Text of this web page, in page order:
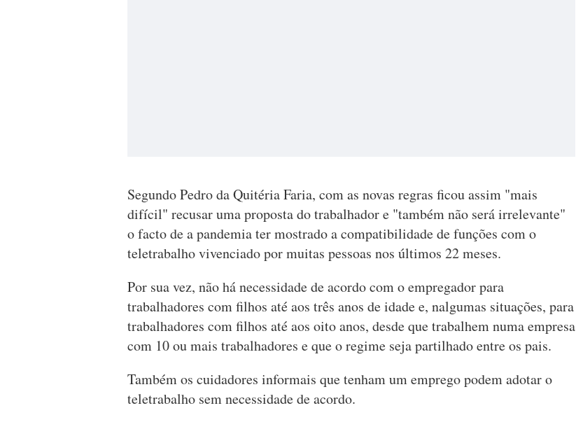
Segundo Pedro da Quitéria Faria, com as novas regras ficou assim "mais
difícil" recusar uma proposta do trabalhador e "também não será irrelevante"
o facto de a pandemia ter mostrado a compatibilidade de funções com o
teletrabalho vivenciado por muitas pessoas nos últimos 22 meses.
Por sua vez, não há necessidade de acordo com o empregador para
trabalhadores com filhos até aos três anos de idade e, nalgumas situações, para
trabalhadores com filhos até aos oito anos, desde que trabalhem numa empresa
com 10 ou mais trabalhadores e que o regime seja partilhado entre os pais.
Também os cuidadores informais que tenham um emprego podem adotar o
teletrabalho sem necessidade de acordo.